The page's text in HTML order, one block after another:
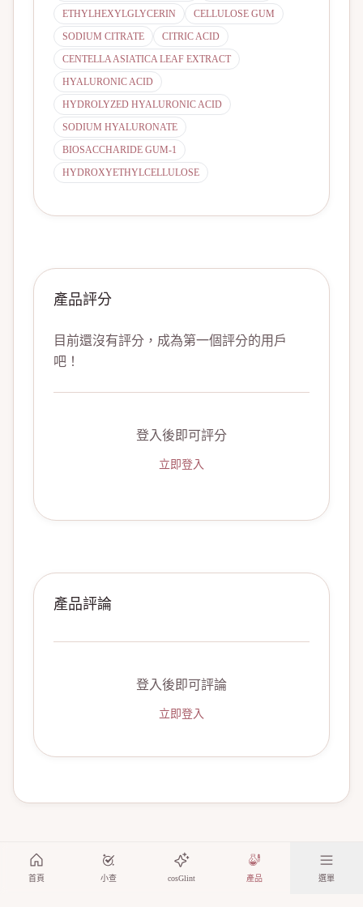
ETHYLHEXYLGLYCERIN
CELLULOSE GUM
SODIUM CITRATE
CITRIC ACID
CENTELLA ASIATICA LEAF EXTRACT
HYALURONIC ACID
HYDROLYZED HYALURONIC ACID
SODIUM HYALURONATE
BIOSACCHARIDE GUM-1
HYDROXYETHYLCELLULOSE
產品評分
目前還沒有評分，成為第一個評分的用戶
吧！
登入後即可評分
立即登入
產品評論
登入後即可評論
立即登入
首頁 小查 cosGlint 產品 選單